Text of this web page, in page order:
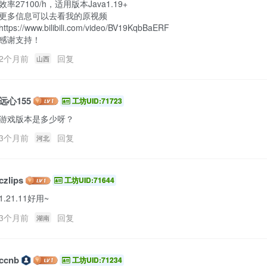
率27100/h，适用版本Java1.19+
多信息可以去看我的原视频
www.bilibili.com/video/BV19KqbBaERF
谢支持！
个月前
山西 回复
心155 工坊UID:71723
戏版本是多少呀？
个月前
河北 回复
工坊UID:71644
好用~
个月前
湖南 回复
工坊UID:71234